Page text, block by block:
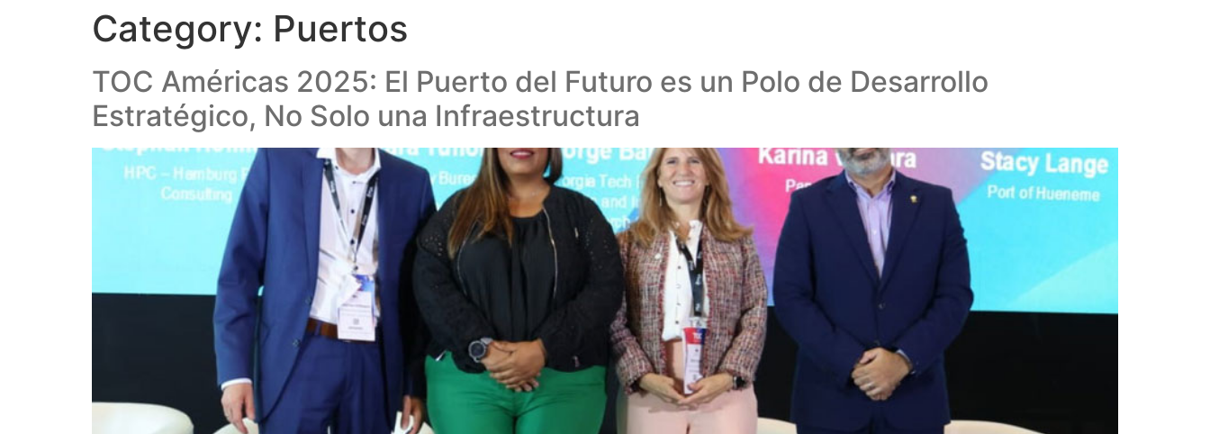
Category: Puertos
TOC Américas 2025: El Puerto del Futuro es un Polo de Desarrollo
Estratégico, No Solo una Infraestructura